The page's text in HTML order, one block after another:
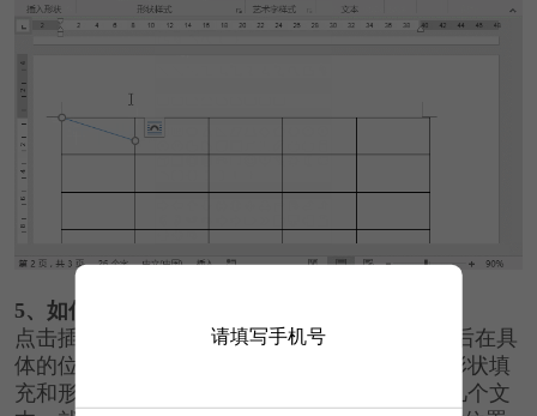
5、如何填充表头内容
点击插入-文本，下拉选项找到绘制文本框，然后在具
体的位置上绘制出文本框，输入文字，然后将形状填
充和形状轮廓都设置为无填充和无轮廓，需要几个文
请填写手机号